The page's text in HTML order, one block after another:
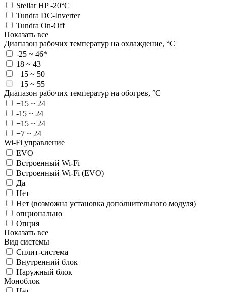
Stellar HP -20°C
Tundra DC-Inverter
Tundra On-Off
Показать все
Диапазон рабочих температур на охлаждение, °C
-25 ~ 46*
18 ~ 43
–15 ~ 50
–15 ~ 55
Диапазон рабочих температур на обогрев, °C
−15 ~ 24
-15 ~ 24
−15 ~ 24
−7 ~ 24
Wi-Fi управление
EVO
Встроенный Wi-Fi
Встроенный Wi-Fi (EVO)
Да
Нет
Нет (возможна установка дополнительного модуля)
опционально
Опция
Показать все
Вид системы
Сплит-система
Внутренний блок
Наружный блок
Моноблок